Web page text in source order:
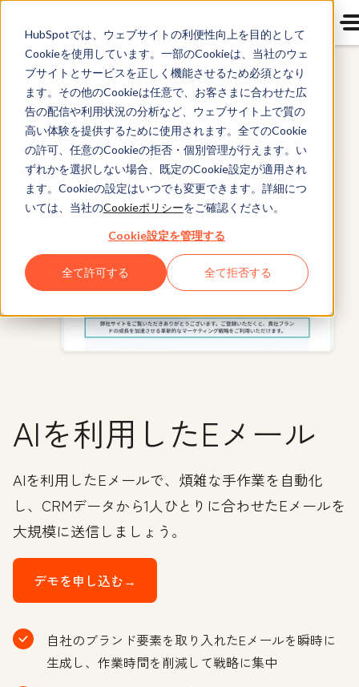
HubSpotでは、ウェブサイトの利便性向上を目的として
Cookieを使用しています。一部のCookieは、当社のウェ
ブサイトとサービスを正しく機能させるため必須となり
ます。その他のCookieは任意で、お客さまに合わせた広
告の配信や利用状況の分析など、ウェブサイト上で質の
高い体験を提供するために使用されます。全てのCookie
の許可、任意のCookieの拒否・個別管理が行えます。い
ずれかを選択しない場合、既定のCookie設定が適用され
ます。Cookieの設定はいつでも変更できます。詳細につ
いては、当社のCookieポリシーをご確認ください。
Cookie設定を管理する
全て許可する 全て拒否する
Marketing Hub
AIを利用したEメール
AIを利用したEメールで、煩雑な手作業を自動化
し、CRMデータから1人ひとりに合わせたEメールを
大規模に送信しましょう。
デモを申し込む→
自社のブランド要素を取り入れたEメールを瞬時に
生成し、作業時間を削減して戦略に集中